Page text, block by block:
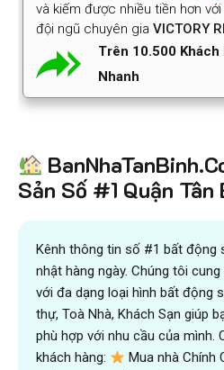
và kiếm được nhiều tiền hơn
đội ngũ chuyên gia VICTORY
Trên 10.500 Khách
Nhanh
Sản Số #1 Quận Tân
Kênh thông tin số #1 bất động
nhật hàng ngày. Chúng tôi
với đa dạng loại hình bất động
thự, Toà Nhà, Khách Sạn giúp
phù hợp với nhu cầu của mình.
khách hàng:
Mua nhà Chính